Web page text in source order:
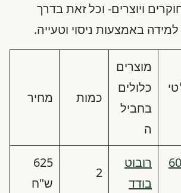
ויוצרים- וכל זאת בדרך
באמצעות ניסוי וטעייה.
מוצרים
כלולים
בחביל
ה
כמות מחיר
רובוט
בודד
2
625
ש"ח